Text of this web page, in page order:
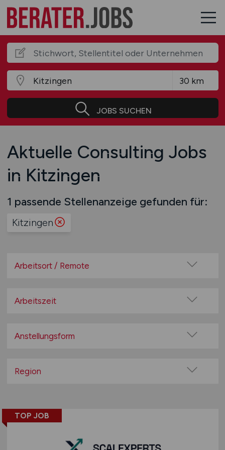
JOBS SUCHEN
Aktuelle Consulting Jobs
in Kitzingen
1 passende Stellenanzeige gefunden für:
Kitzingen
Arbeitsort / Remote
Home-Office möglich / Hybrid
Remote aus dem Ausland möglich
Arbeitszeit
Teilzeit
Anstellungsform
befristete Anstellung
Projektarbeit / Freelancer
geringfügige Beschäftigung / Minijob
Region
Berlin
TOP JOB